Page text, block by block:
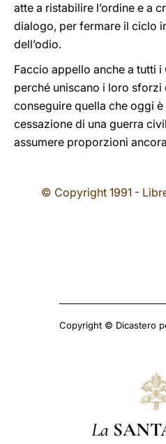
atte a ristabilire l’ordine e a
dialogo, per fermare il ciclo
dell’odio.
Faccio appello anche a tutti
perché uniscano i loro
conseguire quella che oggi
cessazione di una guerra
assumere proporzioni
© Copyright 1991 -
Copyright © Dicastero
La